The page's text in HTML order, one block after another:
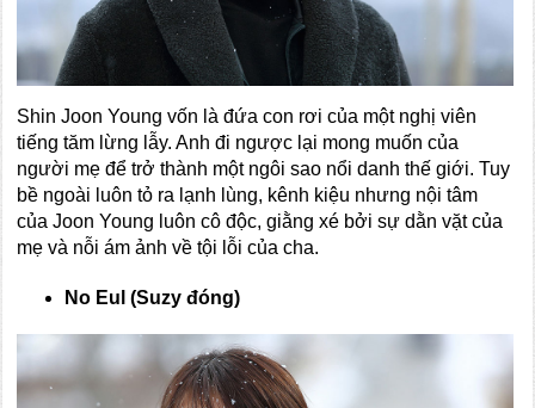
Shin Joon Young vốn là đứa con rơi của một nghị viên
tiếng tăm lừng lẫy. Anh đi ngược lại mong muốn của
người mẹ để trở thành một ngôi sao nổi danh thế giới. Tuy
bề ngoài luôn tỏ ra lạnh lùng, kênh kiệu nhưng nội tâm
của Joon Young luôn cô độc, giằng xé bởi sự dằn vặt của
mẹ và nỗi ám ảnh về tội lỗi của cha.
No Eul (Suzy đóng)